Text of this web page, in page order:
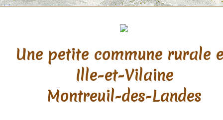
Une petite commune rurale
Ille-et-Vilaine
Montreuil-des-Landes